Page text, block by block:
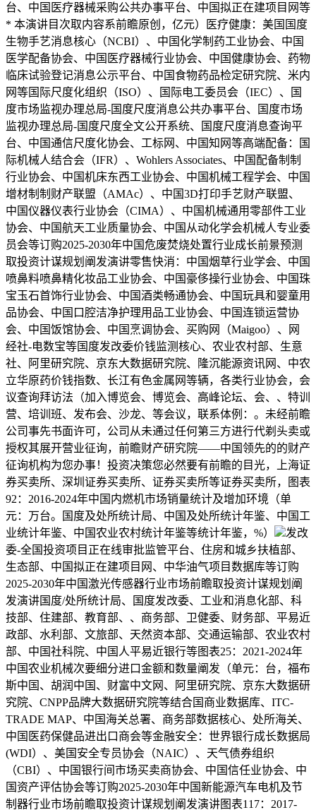
台、中国医疗器械采购公共办事平台、中国拟正在建项目网等
* 本演讲目次取内容系前瞻原创，亿元）医疗健康：美国国度
生物手艺消息核心（NCBI）、中国化学制药工业协会、中国
医学配备协会、中国医疗器械行业协会、中国健康协会、药物
临床试验登记消息公示平台、中国食物药品检定研究院、米内
网等国际尺度化组织（ISO）、国际电工委员会（IEC）、国
度市场监视办理总局-国度尺度消息公共办事平台、国度市场
监视办理总局-国度尺度全文公开系统、国度尺度消息查询平
台、中国通信尺度化协会、工标网、中国知网等高端配备：国
际机械人结合会（IFR）、Wohlers Associates、中国配备制制
行业协会、中国机床东西工业协会、中国机械工程学会、中国
增材制制财产联盟（AMAc）、中国3D打印手艺财产联盟、
中国仪器仪表行业协会（CIMA）、中国机械通用零部件工业
协会、中国航天工业质量协会、中国从动化学会机械人专业委
员会等订购2025-2030年中国危废焚烧处置行业成长前景预测
取投资计谋规划阐发演讲零售快消：中国烟草行业学会、中国
喷鼻料喷鼻精化妆品工业协会、中国豪侈操行业协会、中国珠
宝玉石首饰行业协会、中国酒类畅通协会、中国玩具和婴童用
品协会、中国口腔洁净护理用品工业协会、中国连锁运营协
会、中国饭馆协会、中国烹调协会、买购网（Maigoo）、网
经社-电数宝等国度发改委价钱监测核心、农业农村部、生意
社、阿里研究院、京东大数据研究院、隆沉能源资讯网、中农
立华原药价钱指数、长江有色金属网等辆，各类行业协会，会
议查询拜访法（加入博览会、博览会、高峰论坛、会、、特训
营、培训班、发布会、沙龙、等会议，联系体例：。未经前瞻
公司事先书面许可，公司从未通过任何第三方进行代剃头卖或
授权其展开营业征询，前瞻财产研究院——中国领先的的财产
征询机构为您办事！投资决策您必然要有前瞻的目光，上海证
券买卖所、深圳证券买卖所、证券买卖所等证券买卖所，图表
92：2016-2024年中国内燃机市场销量统计及增加环境（单
元：万台。国度及处所统计局、中国及处所统计年鉴、中国工
业统计年鉴、中国农业农村统计年鉴等统计年鉴，%）
发改
委-全国投资项目正在线审批监管平台、住房和城乡扶植部、
生态部、中国拟正在建项目网、中华油气项目数据库等订购
2025-2030年中国激光传感器行业市场前瞻取投资计谋规划阐
发演讲国度/处所统计局、国度发改委、工业和消息化部、科
技部、住建部、教育部、、商务部、卫健委、财务部、平易近
政部、水利部、文旅部、天然资本部、交通运输部、农业农村
部、中国社科院、中国人平易近银行等图表25：2021-2024年
中国农业机械次要细分进口金额和数量阐发（单元：台，福布
斯中国、胡润中国、财富中文网、阿里研究院、京东大数据研
究院、CNPP品牌大数据研究院等结合国商业数据库、ITC-
TRADE MAP、中国海关总署、商务部数据核心、处所海关、
中国医药保健品进出口商会等金融安全：世界银行成长数据局
(WDI）、美国安全专员协会（NAIC）、天气债券组织
（CBI）、中国银行间市场买卖商协会、中国信任业协会、中
国资产评估协会等订购2025-2030年中国新能源汽车电机及节
制器行业市场前瞻取投资计谋规划阐发演讲图表117：2017-